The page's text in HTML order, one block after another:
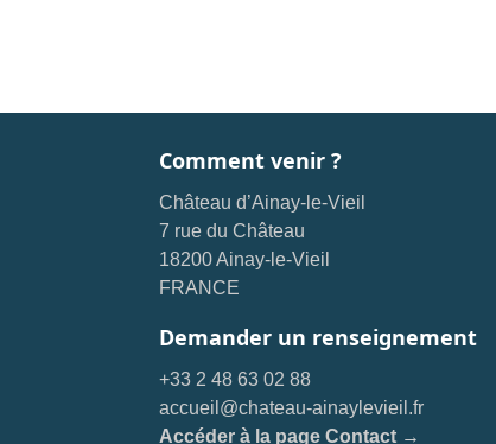
Comment venir ?
Château d’Ainay-le-Vieil
7 rue du Château
18200 Ainay-le-Vieil
FRANCE
Demander un renseignement
+33 2 48 63 02 88
accueil@chateau-ainaylevieil.fr
Accéder à la page Contact →